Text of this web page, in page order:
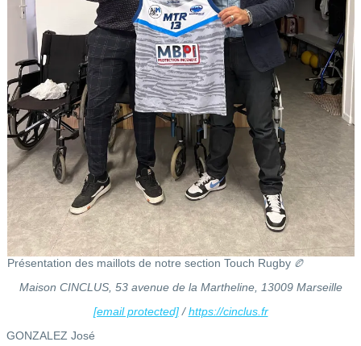
Présentation des maillots de notre section Touch Rugby 🏉
Maison CINCLUS, 53 avenue de la Martheline, 13009 Marseille
[email protected]/https://cinclus.fr
GONZALEZ José